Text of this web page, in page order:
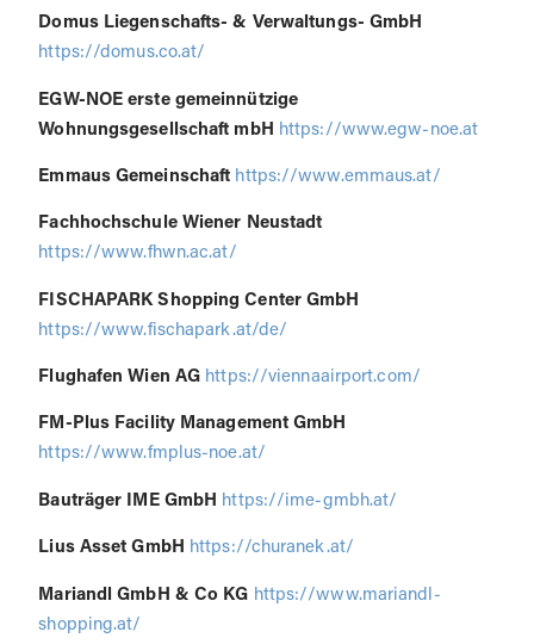
Domus Liegenschafts- & Verwaltungs- GmbH
https://domus.co.at/
EGW-NOE erste gemeinnützige
Wohnungsgesellschaft mbH https://www.egw-noe.at
Emmaus Gemeinschaft https://www.emmaus.at/
Fachhochschule Wiener Neustadt
https://www.fhwn.ac.at/
FISCHAPARK Shopping Center GmbH
https://www.fischapark.at/de/
Flughafen Wien AG https://viennaairport.com/
FM-Plus Facility Management GmbH
https://www.fmplus-noe.at/
Bauträger IME GmbH https://ime-gmbh.at/
Lius Asset GmbH https://churanek.at/
Mariandl GmbH & Co KG https://www.mariandl-
shopping.at/